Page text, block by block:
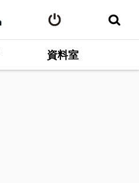
資料室